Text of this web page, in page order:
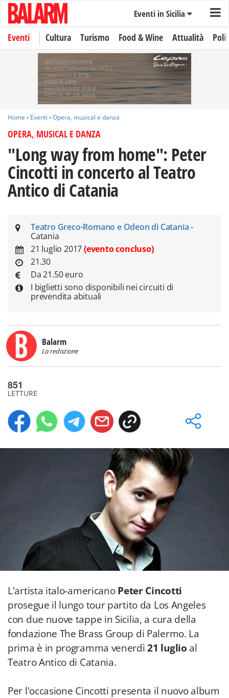
Eventi in Sicilia
Eventi Cultura Turismo Food & Wine Attualità
Home › Eventi › Opera, musical e danza
OPERA, MUSICAL E DANZA
"Long way from home": Peter
Cincotti in concerto al Teatro
Antico di Catania
Teatro Greco-Romano e Odeon di Catania-
Catania
21 luglio 2017(evento concluso)
21.30
Da 21.50 euro
I biglietti sono disponibili nei circuiti di
prevendita abituali
Balarm
La redazione
851
LETTURE
L'artista italo-americanoPeter Cincotti
prosegue il lungo tour partito da Los Angeles
con due nuove tappe in Sicilia, a cura della
fondazione The Brass Group di Palermo. La
prima è in programma venerdì21 luglio al
Teatro Antico di Catania.
Per l'occasione Cincotti presenta il nuovo album